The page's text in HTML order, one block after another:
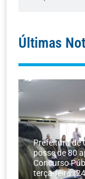
Últimas
Prefeitura de
posse de 80
Concurso
terça-feira